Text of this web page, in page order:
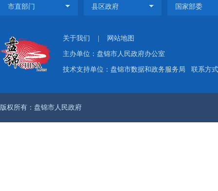
关于我们 网站地图
主办单位：盘锦市人民政府办公室
技术支持单位：盘锦市数据和政务服务局 联系方
版权所有：盘锦市人民政府